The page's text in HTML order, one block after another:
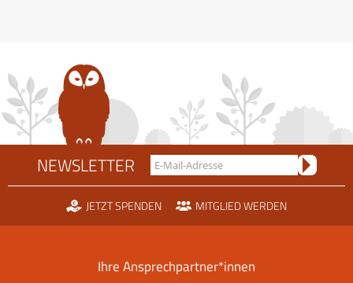
Scheidtobelbahn
NEWSLETTER
JETZT SPENDEN MITGLIED WERDEN
Ihre Ansprechpartner*innen